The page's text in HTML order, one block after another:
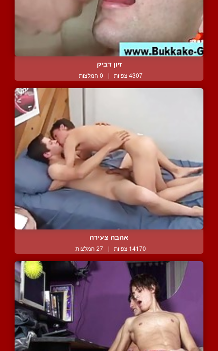
זיון דביק
4307 צפיות | 0 המלצות
אהבה צעירה
14170 צפיות | 27 המלצות